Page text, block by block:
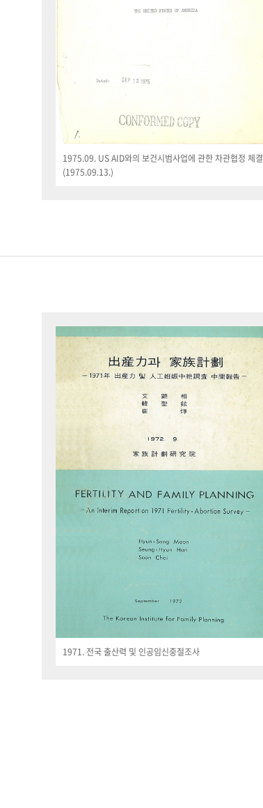
1975.09. US AID와의 보건시범사업에 관한 차관협정 체결
(1975.09.13.)
1971. 전국 출산력 및 인공임신중절조사